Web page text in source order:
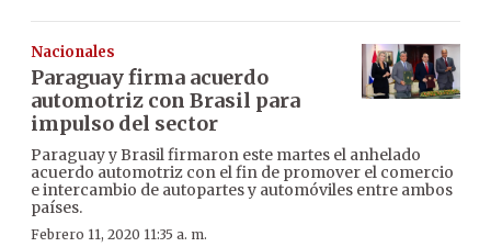
Nacionales
Paraguay firma acuerdo
automotriz con Brasil para
impulso del sector
Paraguay y Brasil firmaron este martes el anhelado
acuerdo automotriz con el fin de promover el comercio
e intercambio de autopartes y automóviles entre ambos
países.
Febrero 11, 2020 11:35 a. m.